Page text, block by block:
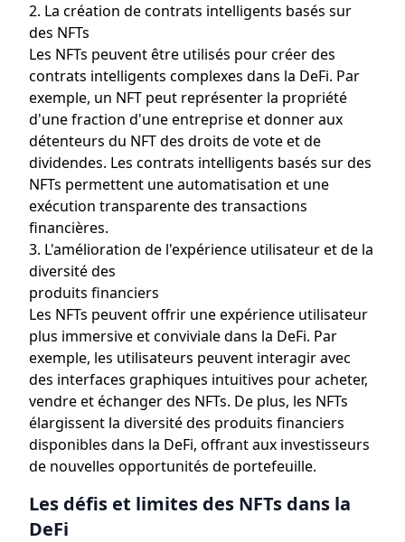
2. La création de contrats intelligents basés sur
des NFTs
Les NFTs peuvent être utilisés pour créer des
contrats intelligents complexes dans la DeFi. Par
exemple, un NFT peut représenter la propriété
d'une fraction d'une entreprise et donner aux
détenteurs du NFT des droits de vote et de
dividendes. Les contrats intelligents basés sur des
NFTs permettent une automatisation et une
exécution transparente des transactions
financières.
3. L'amélioration de l'expérience utilisateur et de la
diversité des
produits financiers
Les NFTs peuvent offrir une expérience utilisateur
plus immersive et conviviale dans la DeFi. Par
exemple, les utilisateurs peuvent interagir avec
des interfaces graphiques intuitives pour acheter,
vendre et échanger des NFTs. De plus, les NFTs
élargissent la diversité des produits financiers
disponibles dans la DeFi, offrant aux investisseurs
de nouvelles opportunités de portefeuille.
Les défis et limites des NFTs dans la
DeFi